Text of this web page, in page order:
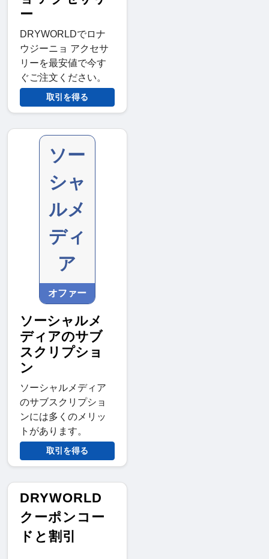
ー
DRYWORLDでロナ
ウジーニョ アクセサ
リーを最安値で今す
ぐご注文ください。
取引を得る
ソー
シャ
ルメ
ディ
ア
オファー
ソーシャルメ
ディアのサブ
スクリプショ
ン
ソーシャルメディア
のサブスクリプショ
ンには多くのメリッ
トがあります。
取引を得る
DRYWORLD
クーポンコー
ドと割引